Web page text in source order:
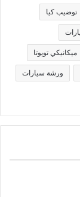
توضيب كيا
ميكانيكي تويوتا
ورشة سيارات